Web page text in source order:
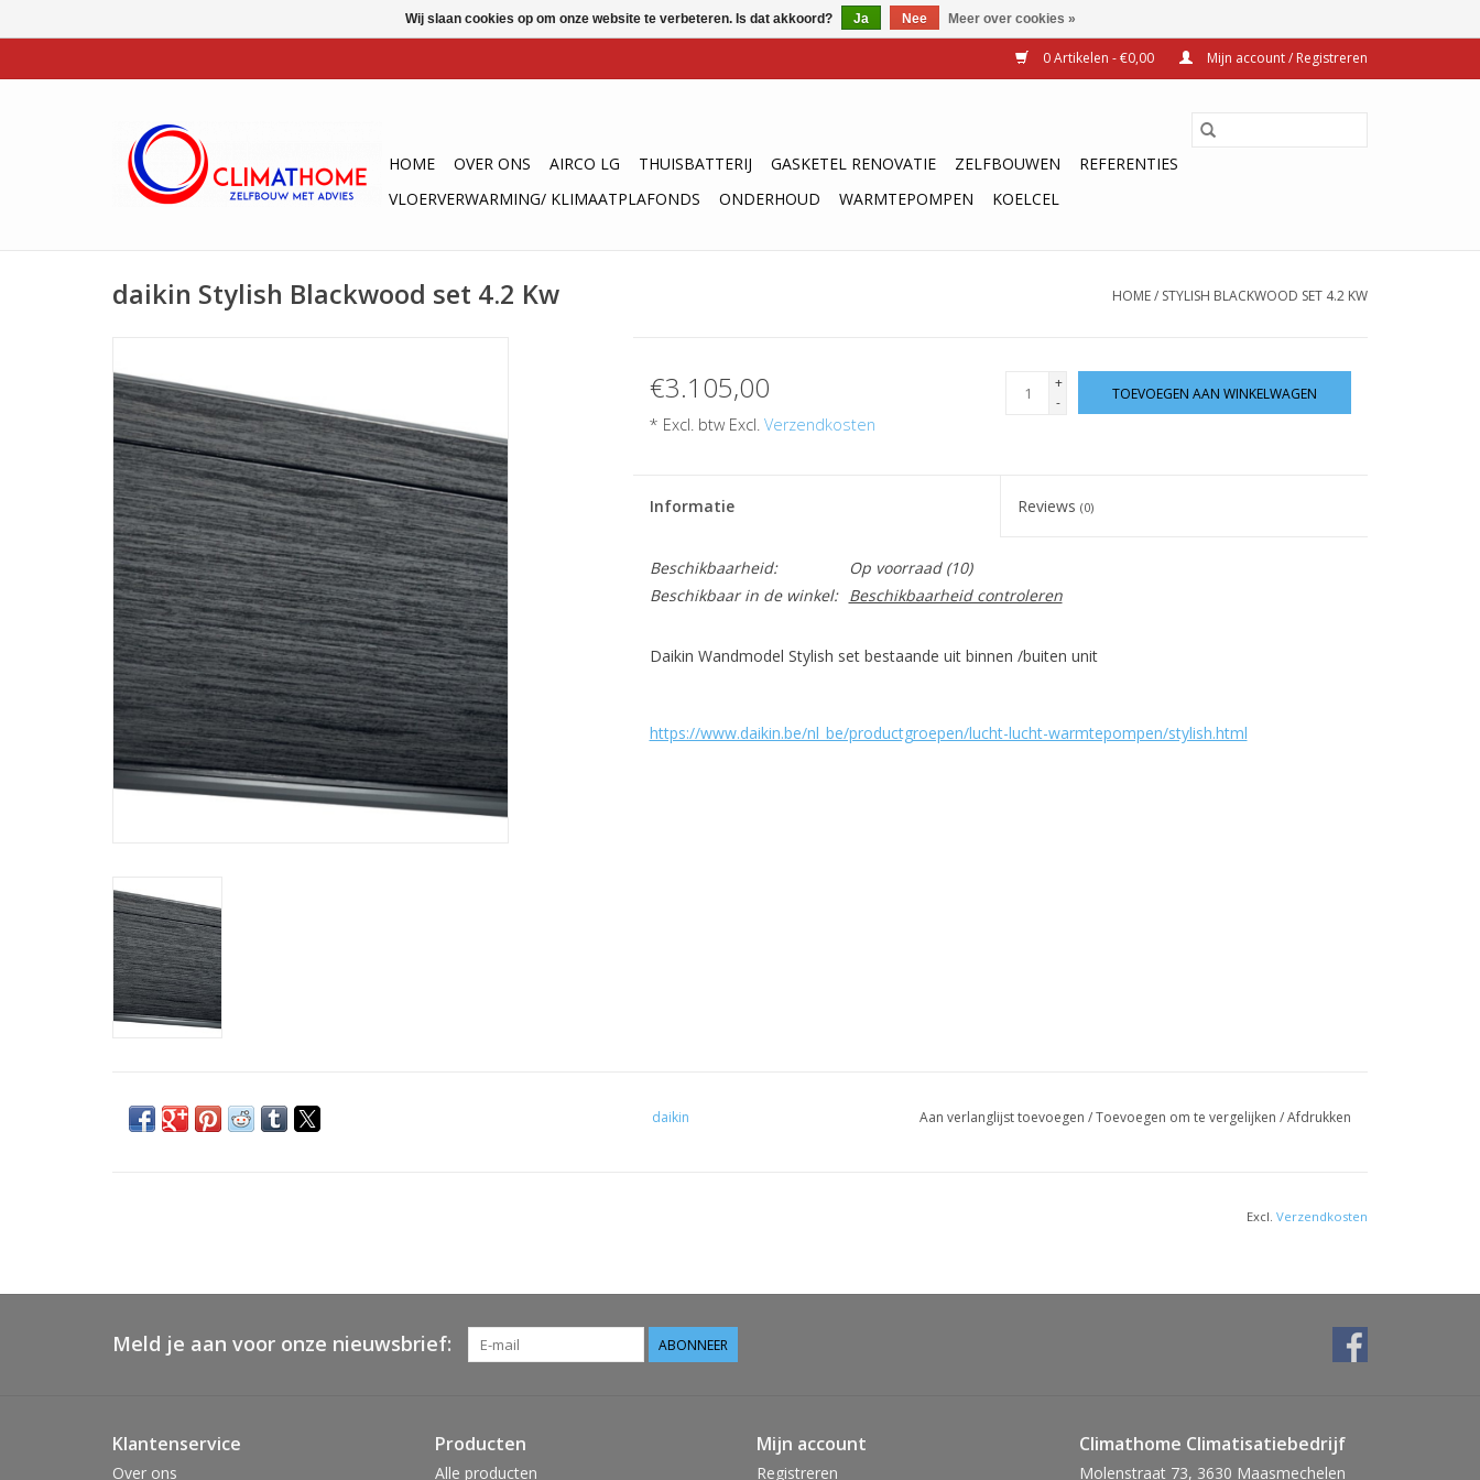
0 Artikelen - €0,00 Mijn account / Registreren
HOME OVER ONS AIRCO LG THUISBATTERIJ GASKETEL RENOVATIE ZELFBOUWEN
REFERENTIES
VLOERVERWARMING/ KLIMAATPLAFONDS
ONDERHOUD WARMTEPOMPEN KOELCEL
daikin Stylish Blackwood set 4.2 Kw HOME/ STYLISH BLACKWOOD SET 4.2 KW
€3.105,00
* Excl. btw Excl. Verzendkosten
+
-
TOEVOEGEN AAN WINKELWAGEN
Informatie Reviews(0)
Beschikbaarheid: Op voorraad(10)
Beschikbaar in de winkel:
Beschikbaarheid controleren
Daikin Wandmodel Stylish set bestaande uit binnen /buiten unit
https://www.daikin.be/nl_be/productgroepen/lucht-lucht-warmtepompen/stylish.html
daikin Aan verlanglijst toevoegen /Toevoegen om te vergelijken /Afdrukken
Excl. Verzendkosten
Meld je aan voor onze nieuwsbrief: ABONNEER
Klantenservice
Over ons
Producten
Alle producten
Mijn account
Registreren
Climathome Climatisatiebedrijf
Molenstraat 73, 3630 Maasmechelen
Wij slaan cookies op om onze website te verbeteren. Is dat akkoord? Ja Nee Meer over cookies »